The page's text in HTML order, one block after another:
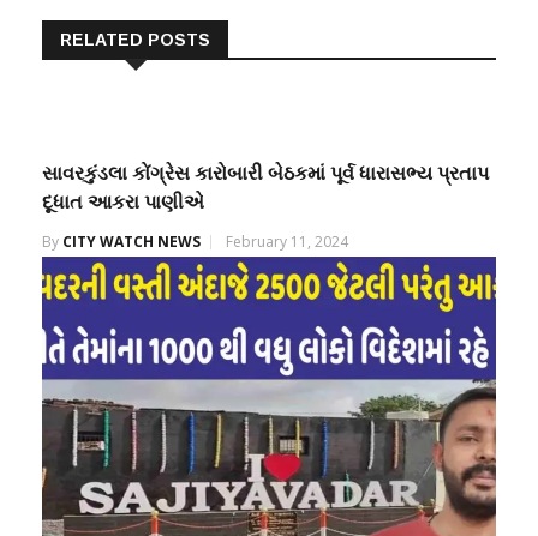
RELATED POSTS
સાવરકુંડલા કોંગ્રેસ કારોબારી બેઠકમાં પૂર્વ ધારાસભ્ય પ્રતાપ
દૂધાત આકરા પાણીએ
By CITY WATCH NEWS February 11, 2024